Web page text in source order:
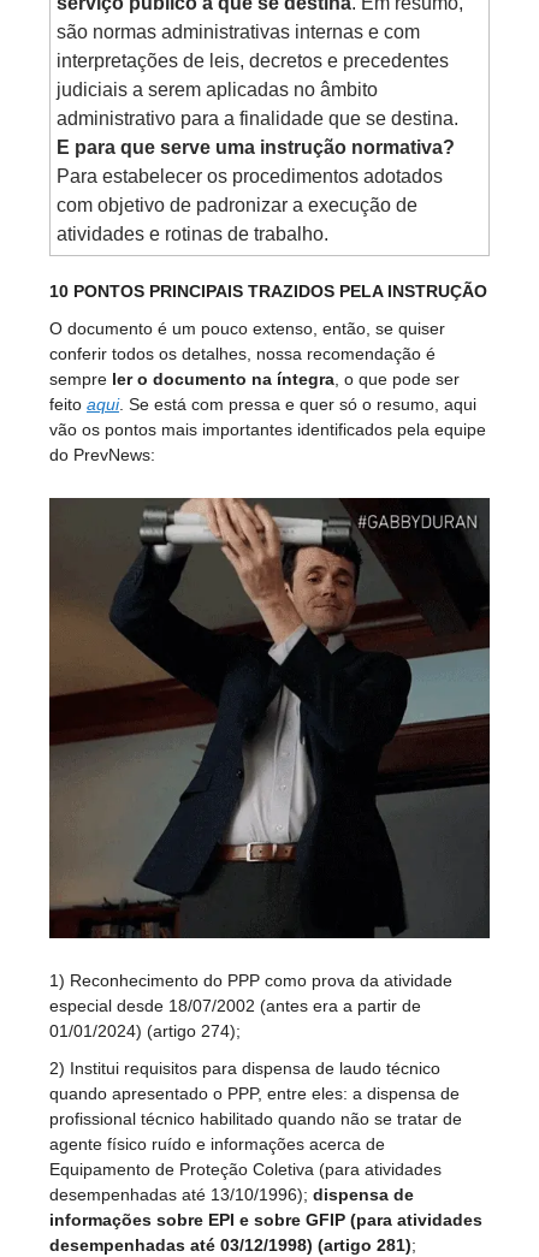
são normas administrativas internas e com
interpretações de leis, decretos e precedentes
judiciais a serem aplicadas no âmbito
administrativo para a finalidade que se destina.
E para que serve uma instrução normativa?
Para estabelecer os procedimentos adotados
com objetivo de padronizar a execução de
atividades e rotinas de trabalho.
10 PONTOS PRINCIPAIS TRAZIDOS PELA INSTRUÇÃO
O documento é um pouco extenso, então, se quiser
conferir todos os detalhes, nossa recomendação é
sempre ler o documento na íntegra , o que pode ser
feito aqui. Se está com pressa e quer só o resumo, aqui
vão os pontos mais importantes identificados pela equipe
do PrevNews:
1) Reconhecimento do PPP como prova da atividade
especial desde 18/07/2002 (antes era a partir de
01/01/2024) (artigo 274);
2) Institui requisitos para dispensa de laudo técnico
quando apresentado o PPP, entre eles: a dispensa de
profissional técnico habilitado quando não se tratar de
agente físico ruído e informações acerca de
Equipamento de Proteção Coletiva (para atividades
desempenhadas até 13/10/1996); dispensa de
informações sobre EPI e sobre GFIP (para atividades
desempenhadas até 03/12/1998) (artigo 281);